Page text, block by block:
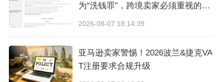
初开始发货。”
en Carr)也认为，任何来自中国的订单几乎都无法
实现。“如果你认为关税会从145%降至50%，你
为“洗钱罪”，跨境卖家必须重视的合
2026-08-07 18:14:39
亚马逊卖家警惕！2026波兰&捷克VA
T注册要求合规升级